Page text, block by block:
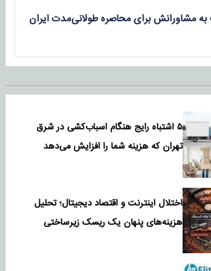
به مشاورانش برای محاصره طولانی‌مدت ایران
۵ اشتباه رایج هنگام اسباب‌کشی در شرق
تهران که هزینه شما را افزایش می‌دهد
اختلال اینترنت و اقتصاد دیجیتال؛ تحلیل
هزینه‌های پنهان یک ریسک زیرساختی